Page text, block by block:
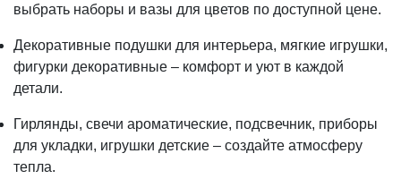
выбрать наборы и вазы для цветов по доступной цене.
Декоративные подушки для интерьера, мягкие игрушки,
фигурки декоративные – комфорт и уют в каждой
детали.
Гирлянды, свечи ароматические, подсвечник, приборы
для укладки, игрушки детские – создайте атмосферу
тепла.